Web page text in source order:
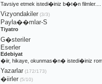
Tavsiye etmek istedi�iniz b�t�n filmler....
Vizyondakiler(3/3)
Payla��mlar-S
Tiyatro
G�steriler
Eserler
Edebiyat
�iir, hikaye, okunmas�n� istedi�iniz
Yazarlar(172/173)
�iirler(5/10)